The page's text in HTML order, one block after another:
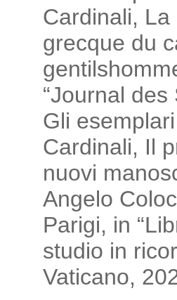
Cardinali,
grecque du
“Journal
Gli
Cardinali, Il
nuovi
Angelo
Parigi, in
studio in
Vaticano,